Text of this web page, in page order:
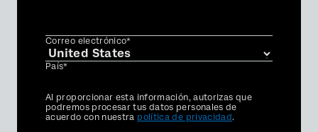
Correo electrónico*
País*
Privacy
Optin
Al proporcionar esta información, autorizas que
podremos procesar tus datos personales de
acuerdo con nuestra política de privacidad.